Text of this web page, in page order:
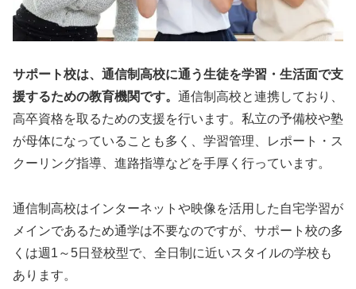
サポート校は、通信制高校に通う生徒を学習・生活面で支
援するための教育機関です。 通信制高校と連携しており、
高卒資格を取るための支援を行います。私立の予備校や塾
が母体になっていることも多く、学習管理、レポート・ス
クーリング指導、進路指導などを手厚く行っています。
通信制高校はインターネットや映像を活用した自宅学習が
メインであるため通学は不要なのですが、サポート校の多
くは週1～5日登校型で、全日制に近いスタイルの学校も
あります。